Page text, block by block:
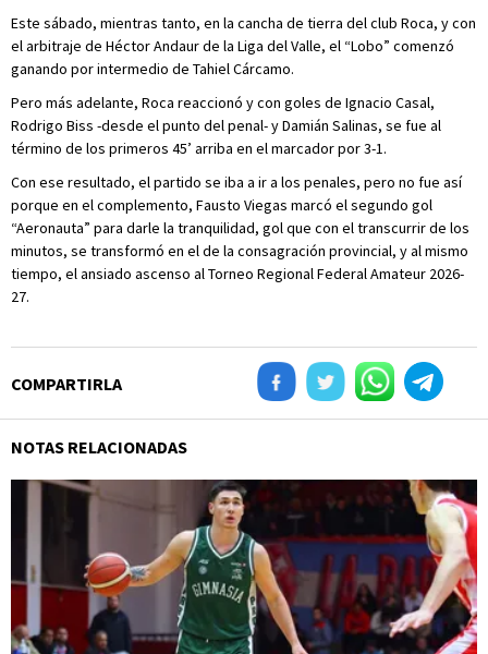
Este sábado, mientras tanto, en la cancha de tierra del club Roca, y con
el arbitraje de Héctor Andaur de la Liga del Valle, el “Lobo” comenzó
ganando por intermedio de Tahiel Cárcamo.
Pero más adelante, Roca reaccionó y con goles de Ignacio Casal,
Rodrigo Biss -desde el punto del penal- y Damián Salinas, se fue al
término de los primeros 45’ arriba en el marcador por 3-1.
Con ese resultado, el partido se iba a ir a los penales, pero no fue así
porque en el complemento, Fausto Viegas marcó el segundo gol
“Aeronauta” para darle la tranquilidad, gol que con el transcurrir de los
minutos, se transformó en el de la consagración provincial, y al mismo
tiempo, el ansiado ascenso al Torneo Regional Federal Amateur 2026-
27.
COMPARTIRLA
NOTAS RELACIONADAS